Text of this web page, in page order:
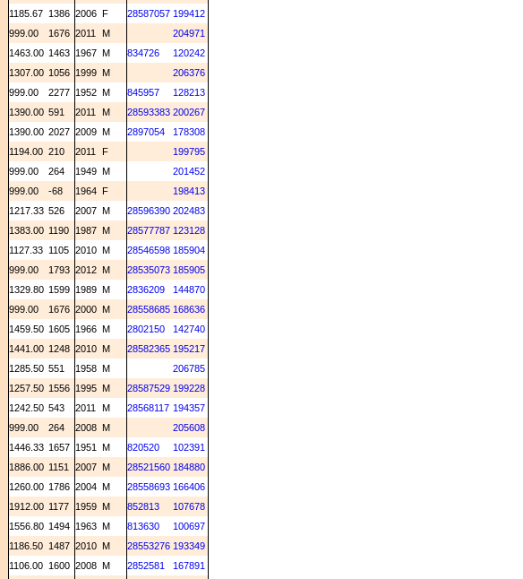
1185.67 1386 2006 F 28587057 199412
999.00 1676 2011 M
204971
1463.00 1463 1967 M 834726
120242
1307.00 1056 1999 M
206376
999.00 2277 1952 M 845957
128213
1390.00 591 2011 M 28593383 200267
1390.00 2027 2009 M 2897054
178308
1194.00 210 2011 F
199795
999.00 264 1949 M
201452
999.00 -68 1964 F
198413
1217.33 526 2007 M 28596390 202483
1383.00 1190 1987 M 28577787 123128
1127.33 1105 2010 M 28546598 185904
999.00 1793 2012 M 28535073 185905
1329.80 1599 1989 M 2836209
144870
999.00 1676 2000 M 28558685 168636
1459.50 1605 1966 M 2802150
142740
1441.00 1248 2010 M 28582365 195217
1285.50 551 1958 M
206785
1257.50 1556 1995 M 28587529 199228
1242.50 543 2011 M 28568117 194357
999.00 264 2008 M
205608
1446.33 1657 1951 M 820520
102391
1886.00 1151 2007 M 28521560 184880
1260.00 1786 2004 M 28558693 166406
1912.00 1177 1959 M 852813
107678
1556.80 1494 1963 M 813630
100697
1186.50 1487 2010 M 28553276 193349
1106.00 1600 2008 M 2852581
167891